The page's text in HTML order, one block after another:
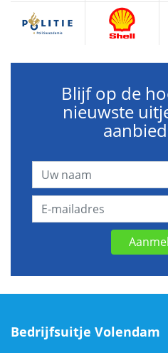
Blijf op de
nieuwste
Bedrijfsuitje Volendam